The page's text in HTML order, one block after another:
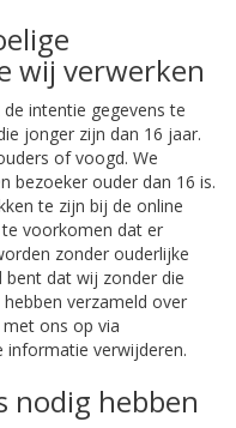
wij verwerken
intentie gegevens te
jonger zijn dan 16 jaar.
of voogd. We
bezoeker ouder dan 16 is.
te zijn bij de online
voorkomen dat er
zonder ouderlijke
dat wij zonder die
verzameld over
ons op via
informatie verwijderen.
nodig hebben